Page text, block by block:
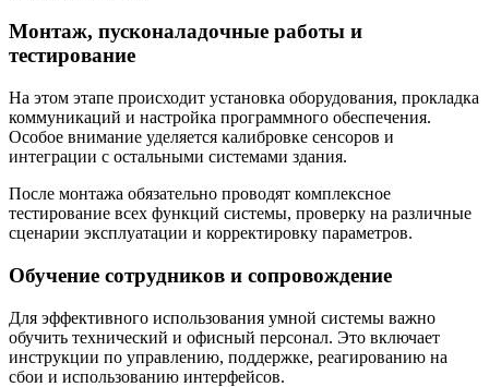
Монтаж, пусконаладочные работы и
тестирование
На этом этапе происходит установка оборудования, прокладка
коммуникаций и настройка программного обеспечения.
Особое внимание уделяется калибровке сенсоров и
интеграции с остальными системами здания.
После монтажа обязательно проводят комплексное
тестирование всех функций системы, проверку на различные
сценарии эксплуатации и корректировку параметров.
Обучение сотрудников и сопровождение
Для эффективного использования умной системы важно
обучить технический и офисный персонал. Это включает
инструкции по управлению, поддержке, реагированию на
сбои и использованию интерфейсов.